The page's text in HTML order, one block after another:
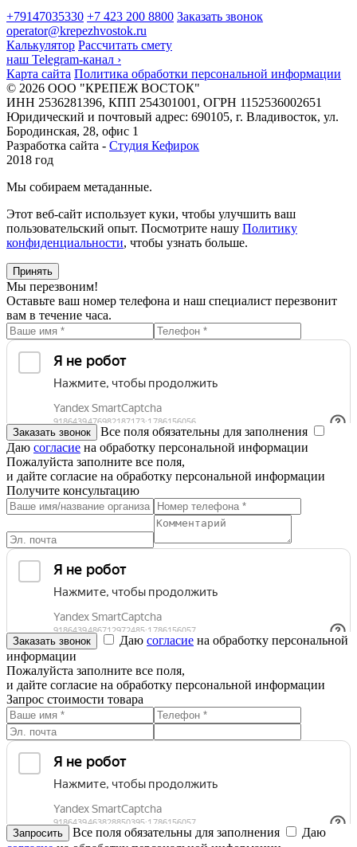
+79147035330 +7 423 200 8800 Заказать звонок
operator@krepezhvostok.ru
Калькулятор Рассчитать смету
наш Telegram-канал ›
Карта сайта Политика обработки персональной информации
© 2026 ООО "КРЕПЕЖ ВОСТОК"
ИНН 2536281396, КПП 254301001, ОГРН 1152536002651
Юридический и почтовый адрес: 690105, г. Владивосток, ул.
Бородинская, 28, офис 1
Разработка сайта - Студия Кефирок
2018 год
Мы собираем метаданные.
Этот веб-сайт использует куки, чтобы улучшить ваш
пользовательский опыт. Посмотрите нашу Политику
конфиденциальности, чтобы узнать больше.
Принять
Мы перезвоним!
Оставьте ваш номер телефона и наш специалист перезвонит
вам в течение часа.
Все поля обязательны для заполнения
Даю согласие на обработку персональной информации
Пожалуйста заполните все поля,
и дайте согласие на обработку персональной информации
Получите консультацию
Даю согласие на обработку персональной
информации
Пожалуйста заполните все поля,
и дайте согласие на обработку персональной информации
Запрос стоимости товара
Все поля обязательны для заполнения
Даю